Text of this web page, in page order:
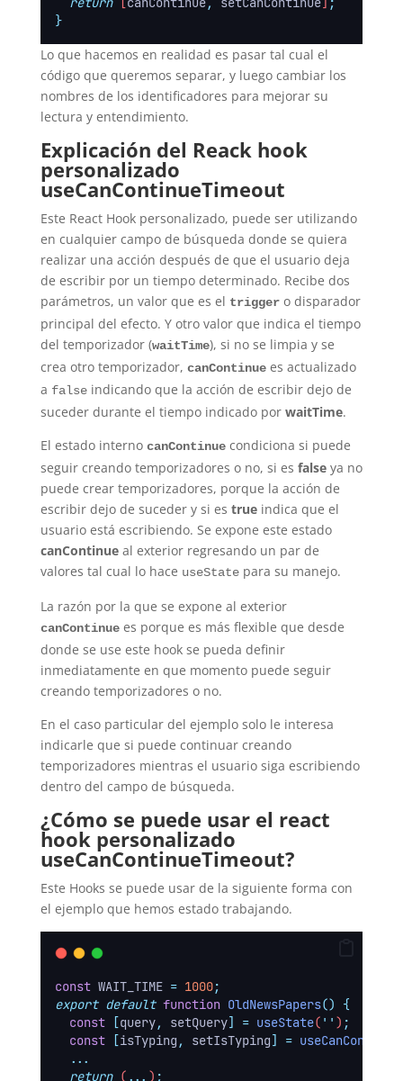
}
Lo que hacemos en realidad es pasar tal cual el
código que queremos separar, y luego cambiar los
nombres de los identificadores para mejorar su
lectura y entendimiento.
Explicación del Reack hook
personalizado
useCanContinueTimeout
Este React Hook personalizado, puede ser utilizando
en cualquier campo de búsqueda donde se quiera
realizar una acción después de que el usuario deja
de escribir por un tiempo determinado. Recibe dos
parámetros, un valor que es el triggero disparador
principal del efecto. Y otro valor que indica el tiempo
del temporizador (waitTime), si no se limpia y se
crea otro temporizador, canContinuees actualizado
a falseindicando que la acción de escribir dejo de
suceder durante el tiempo indicado por waitTime.
El estado interno canContinuecondiciona si puede
seguir creando temporizadores o no, si es falseya no
puede crear temporizadores, porque la acción de
escribir dejo de suceder y si es trueindica que el
usuario está escribiendo. Se expone este estado
canContinueal exterior regresando un par de
valores tal cual lo hace useStatepara su manejo.
La razón por la que se expone al exterior
canContinuees porque es más flexible que desde
donde se use este hook se pueda definir
inmediatamente en que momento puede seguir
creando temporizadores o no.
En el caso particular del ejemplo solo le interesa
indicarle que si puede continuar creando
temporizadores mientras el usuario siga escribiendo
dentro del campo de búsqueda.
¿Cómo se puede usar el react
hook personalizado
useCanContinueTimeout?
Este Hooks se puede usar de la siguiente forma con
el ejemplo que hemos estado trabajando.
const WAIT_TIME = 1000;
export default function OldNewsPapers()
{
const
[query, setQuery] = useState( '' ) ;
const
[isTyping , setIsTyping] =
...
return ( ... ) ;